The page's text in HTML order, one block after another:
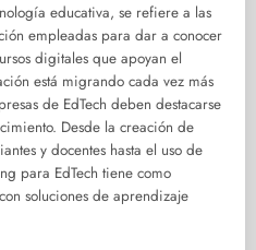
educativa, se refiere a las
empleadas para dar a conocer
digitales que apoyan el
está migrando cada vez más
de EdTech deben destacarse
Desde la creación de
y docentes hasta el uso de
para EdTech tiene como
soluciones de aprendizaje